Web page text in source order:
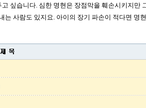
싶습니다. 심한 명현은 장점막을 훼손시키지만
는 사람도 있지요. 아이의 장기 파손이 적다면 명